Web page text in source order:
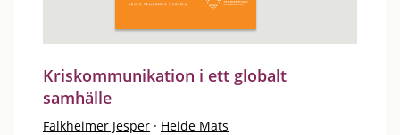
Kriskommunikation i ett globalt
samhälle
Falkheimer Jesper · Heide Mats